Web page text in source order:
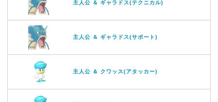
主人公 ＆ ギャラドス(テクニカル)
主人公 ＆ ギャラドス(サポート)
主人公 ＆ クワッス(アタッカー)